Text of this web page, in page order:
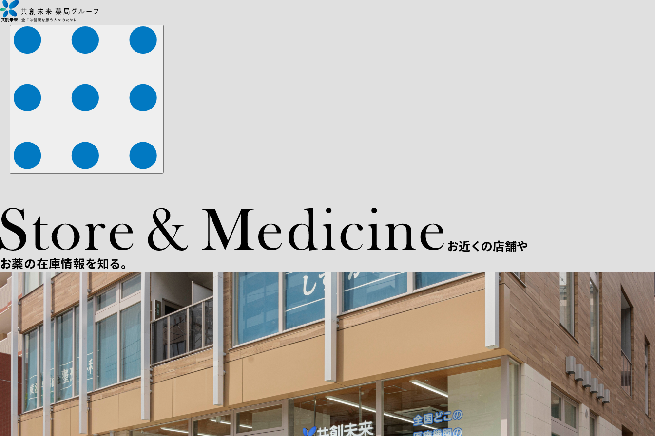
株式会社ファーマみらい 株式会社ストレチア
お近くの店舗や
お薬の在庫情報を知る。